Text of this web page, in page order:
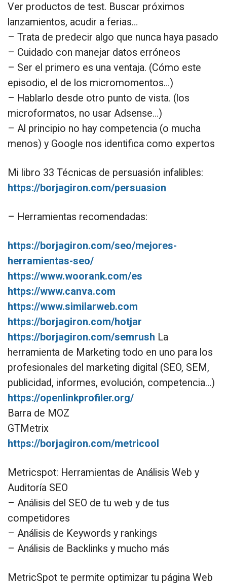
Ver productos de test. Buscar próximos
lanzamientos, acudir a ferias…
– Trata de predecir algo que nunca haya pasado
– Cuidado con manejar datos erróneos
– Ser el primero es una ventaja. (Cómo este
episodio, el de los micromomentos…)
– Hablarlo desde otro punto de vista. (los
microformatos, no usar Adsense…)
– Al principio no hay competencia (o mucha
menos) y Google nos identifica como expertos
Mi libro 33 Técnicas de persuasión infalibles:
https://borjagiron.com/persuasion
– Herramientas recomendadas:
https://borjagiron.com/seo/mejores-
herramientas-seo/
https://www.woorank.com/es
https://www.canva.com
https://www.similarweb.com
https://borjagiron.com/hotjar
https://borjagiron.com/semrush La
herramienta de Marketing todo en uno para los
profesionales del marketing digital (SEO, SEM,
publicidad, informes, evolución, competencia…)
https://openlinkprofiler.org/
Barra de MOZ
GTMetrix
https://borjagiron.com/metricool
Metricspot: Herramientas de Análisis Web y
Auditoría SEO
– Análisis del SEO de tu web y de tus
competidores
– Análisis de Keywords y rankings
– Análisis de Backlinks y mucho más
MetricSpot te permite optimizar tu página Web